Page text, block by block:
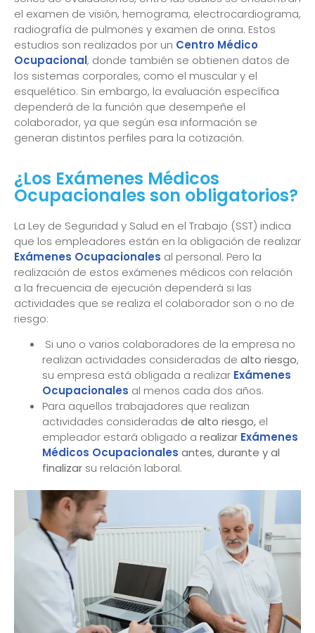
el examen de visión, hemograma, electrocardiograma,
radiografía de pulmones y examen de orina. Estos
estudios son realizados por un Centro Médico
Ocupacional, donde también se obtienen datos de
los sistemas corporales, como el muscular y el
esquelético. Sin embargo, la evaluación específica
dependerá de la función que desempeñe el
colaborador, ya que según esa información se
generan distintos perfiles para la cotización.
¿Los Exámenes Médicos
Ocupacionales son obligatorios?
La Ley de Seguridad y Salud en el Trabajo (SST) indica
que los empleadores están en la obligación de realizar
Exámenes Ocupacionales al personal. Pero la
realización de estos exámenes médicos con relación
a la frecuencia de ejecución dependerá si las
actividades que se realiza el colaborador son o no de
riesgo:
Si uno o varios colaboradores de la empresa no
realizan actividades consideradas de alto riesgo,
su empresa está obligada a realizar Exámenes
Ocupacionales al menos cada dos años.
Para aquellos trabajadores que realizan
actividades consideradas de alto riesgo, el
empleador estará obligado a realizar Exámenes
Médicos Ocupacionales antes, durante y al
finalizar su relación laboral.